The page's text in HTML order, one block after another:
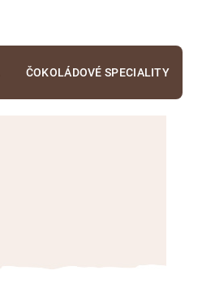
ČOKOLÁDOVÉ SPECIALITY